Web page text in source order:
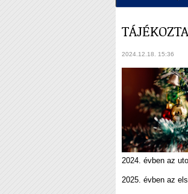
2024.12.18. 15:36
2024. évben az
2025. évben az